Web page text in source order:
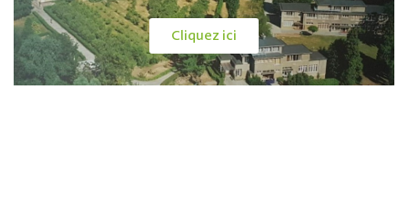
Cliquez ici